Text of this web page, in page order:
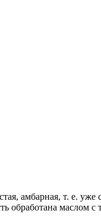
амбарная, т. е. уже
обработана маслом с